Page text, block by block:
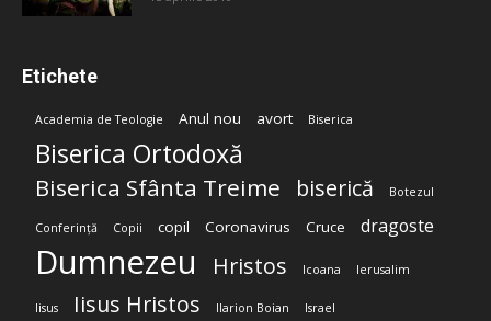
Etichete
Academia de Teologie Anul nou avort Biserica
Biserica Ortodoxă
Biserica Sfânta Treime biserică Botezul
Conferință Copii copil Coronavirus Cruce dragoste
Dumnezeu Hristos Icoana Ierusalim
Iisus Iisus Hristos Ilarion Boian Israel